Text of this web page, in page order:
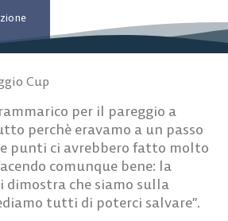
Cup
rammarico per il pareggio a
perchè eravamo a un passo
punti ci avrebbero fatto molto
comunque bene: la
dimostra che siamo sulla
tutti di poterci salvare”.